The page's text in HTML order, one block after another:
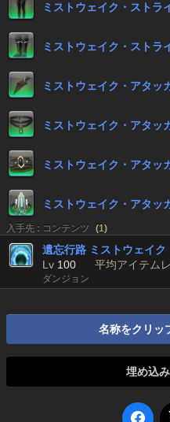
ミストウェイク・ストラ
ミストウェイク・ストラ
ミストウェイク・アタッ
ミストウェイク・アタッ
ミストウェイク・アタッ
ミストウェイク・アタッ
入手先 : コンテンツ (1)
遺忘行路 ミストウェイク
Lv 100 平均アイテム
ダンジョン
名称をクリッ
埋め込